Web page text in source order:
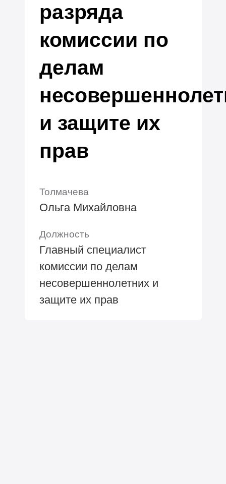
разряда
комиссии по
делам
и защите их
прав
Толмачева
Ольга Михайловна
Должность
Главный специалист
комиссии по делам
несовершеннолетних и
защите их прав